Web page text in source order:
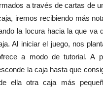
a través de cartas de
iremos recibiendo más
la locura hacia la que va
Al iniciar el juego, nos
a modo de tutorial. A
la caja hasta que
ella otra caja más